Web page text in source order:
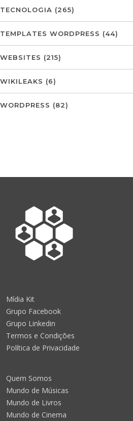
TECNOLOGIA (265)
TEMPLATES WORDPRESS (44)
WEBSITES (215)
WIKILEAKS (6)
WORDPRESS (82)
Mídia Kit
Grupo Facebook
Grupo Linkedin
Termos e Condições
Política de Privacidade
Quem Somos
Mundo de Músicas
Mundo de Livros
Mundo de Cinema